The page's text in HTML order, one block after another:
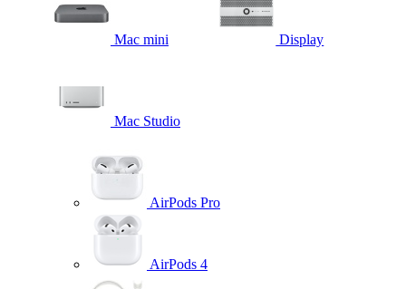
Mac mini Display
Mac Studio
AirPods Pro
AirPods 4